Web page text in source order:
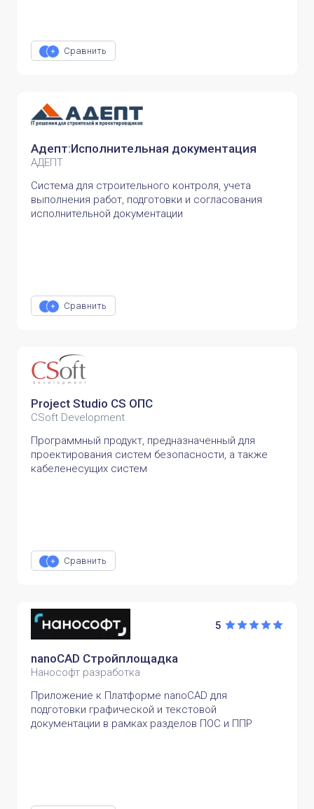
Сравнить
Адепт:Исполнительная документация
АДЕПТ
Система для строительного контроля, учета
выполнения работ, подготовки и согласования
исполнительной документации
Сравнить
Project Studio CS ОПС
CSoft Development
Программный продукт, предназначенный для
проектирования систем безопасности, а также
кабеленесущих систем
Сравнить
5
nanoCAD Стройплощадка
Нанософт разработка
Приложение к Платформе nanoCAD для
подготовки графической и текстовой
документации в рамках разделов ПОС и ППР